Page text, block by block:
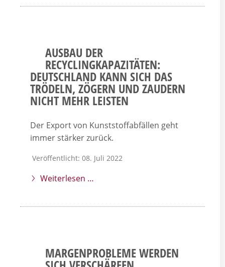
AUSBAU DER
RECYCLINGKAPAZITÄTEN:
DEUTSCHLAND KANN SICH DAS
TRÖDELN, ZÖGERN UND ZAUDERN
NICHT MEHR LEISTEN
Der Export von Kunststoffabfällen geht
immer stärker zurück.
Veröffentlicht: 08. Juli 2022
Weiterlesen …
MARGENPROBLEME WERDEN